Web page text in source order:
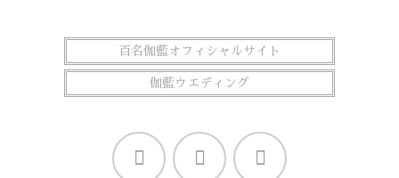
百名伽藍オフィシャルサイト
伽藍ウエディング